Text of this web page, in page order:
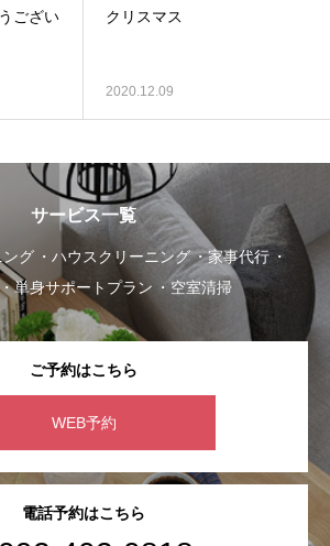
ござい
クリスマス
2020.12.09
サービス一覧
ング ハウスクリーニング
家事代行
単身サポートプラン 空室清掃
ご予約はこちら
WEB予約
電話予約はこちら